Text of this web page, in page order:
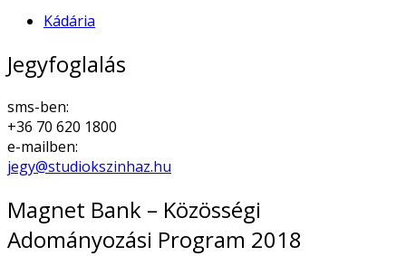
Kádária
Jegyfoglalás
sms-ben:
+36 70 620 1800
e-mailben:
jegy@studiokszinhaz.hu
Magnet Bank – Közösségi
Adományozási Program 2018